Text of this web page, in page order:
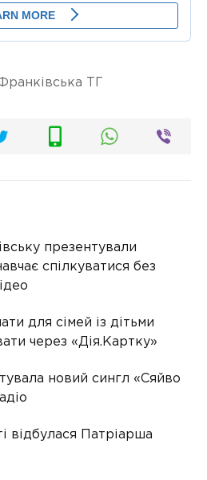
ТГ
презентували
спілкуватися без
для сімей із дітьми
через «Дія.Картку»
новий сингл «Сяйво
відбулася Патріарша